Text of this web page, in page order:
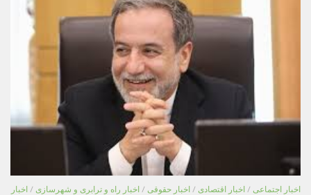
اخبار اجتماعی / اخبار اقتصادی / اخبار حقوقی / اخبار راه و ترابری و شهرسازی / اخبار